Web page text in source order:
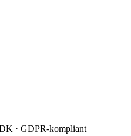
· GDPR-kompliant